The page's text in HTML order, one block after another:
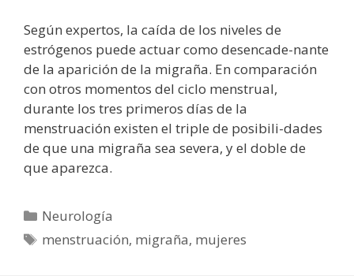
Según expertos, la caída de los niveles de
estrógenos puede actuar como desencade-nante
de la aparición de la migraña. En comparación
con otros momentos del ciclo menstrual,
durante los tres primeros días de la
menstruación existen el triple de posibili-dades
de que una migraña sea severa, y el doble de
que aparezca.
Categorías
Neurología
Etiquetas
menstruación, migraña, mujeres